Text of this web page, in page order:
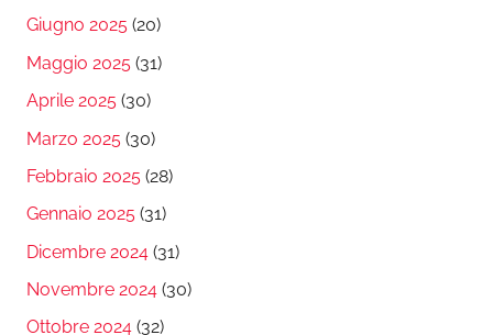
Giugno 2025 (20)
Maggio 2025 (31)
Aprile 2025 (30)
Marzo 2025 (30)
Febbraio 2025 (28)
Gennaio 2025 (31)
Dicembre 2024 (31)
Novembre 2024 (30)
Ottobre 2024 (32)